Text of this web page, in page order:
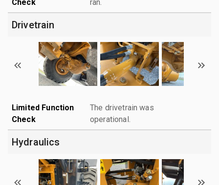
Check
ran.
Drivetrain
Limited Function
Check
The drivetrain was
operational.
Hydraulics